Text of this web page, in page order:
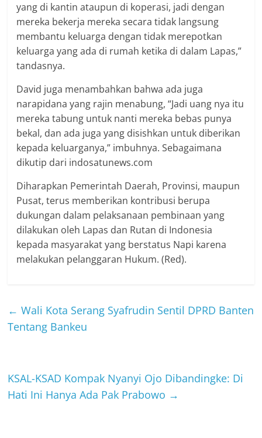
yang di kantin ataupun di koperasi, jadi dengan
mereka bekerja mereka secara tidak langsung
membantu keluarga dengan tidak merepotkan
keluarga yang ada di rumah ketika di dalam Lapas,”
tandasnya.
David juga menambahkan bahwa ada juga
narapidana yang rajin menabung, “Jadi uang nya itu
mereka tabung untuk nanti mereka bebas punya
bekal, dan ada juga yang disishkan untuk diberikan
kepada keluarganya,” imbuhnya. Sebagaimana
dikutip dari indosatunews.com
Diharapkan Pemerintah Daerah, Provinsi, maupun
Pusat, terus memberikan kontribusi berupa
dukungan dalam pelaksanaan pembinaan yang
dilakukan oleh Lapas dan Rutan di Indonesia
kepada masyarakat yang berstatus Napi karena
melakukan pelanggaran Hukum. (Red).
← Wali Kota Serang Syafrudin Sentil DPRD Banten
Tentang Bankeu
KSAL-KSAD Kompak Nyanyi Ojo Dibandingke: Di
Hati Ini Hanya Ada Pak Prabowo →